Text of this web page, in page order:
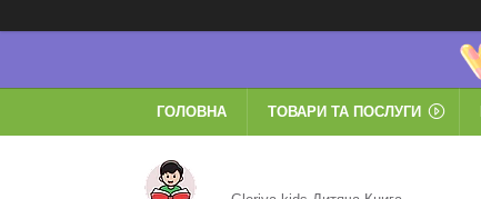
ГОЛОВНА ТОВАРИ ТА ПОСЛУГИ